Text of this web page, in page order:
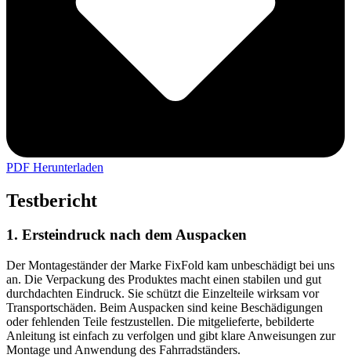
PDF Herunterladen
Testbericht
1. Ersteindruck nach dem Auspacken
Der Montageständer der Marke FixFold kam unbeschädigt bei uns
an. Die Verpackung des Produktes macht einen stabilen und gut
durchdachten Eindruck. Sie schützt die Einzelteile wirksam vor
Transportschäden. Beim Auspacken sind keine Beschädigungen
oder fehlenden Teile festzustellen. Die mitgelieferte, bebilderte
Anleitung ist einfach zu verfolgen und gibt klare Anweisungen zur
Montage und Anwendung des Fahrradständers.